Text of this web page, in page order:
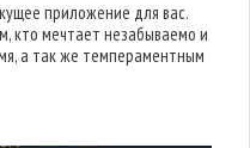
приложение для вас.
кто мечтает незабываемо и
а так же темпераментным